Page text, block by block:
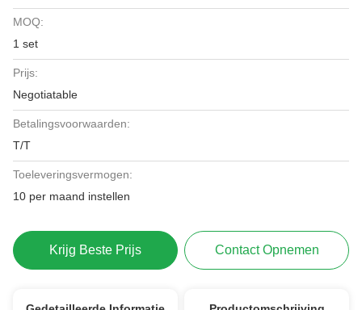
MOQ:
1 set
Prijs:
Negotiatable
Betalingsvoorwaarden:
T/T
Toeleveringsvermogen:
10 per maand instellen
Krijg Beste Prijs Contact Opnemen